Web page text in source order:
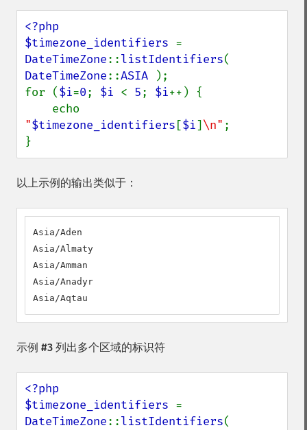
<?php
$timezone_identifiers
DateTimeZone::listIdentifiers
DateTimeZone::ASIA
);
for ($i=0; $i < 5; $i++) {
"$timezone_identifiers [$i] \n" ;
}
以上示例的输出类似于：
Asia/Aden
Asia/Almaty
Asia/Amman
Asia/Anadyr
Asia/Aqtau
示例 #3 列出多个区域的标识符
<?php
$timezone_identifiers
DateTimeZone::listIdentifiers